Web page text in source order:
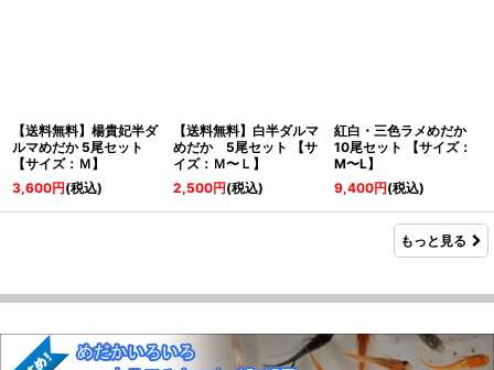
【送料無料】楊貴妃半ダ
ルマめだか 5尾セット
【サイズ：Ｍ】
3,600円(税込)
【送料無料】白半ダルマ
めだか 5尾セット 【サ
イズ：Ｍ〜Ｌ】
2,500円(税込)
紅白・三色ラメめだか
10尾セット 【サイズ：
M〜L】
9,400円(税込)
もっと見る